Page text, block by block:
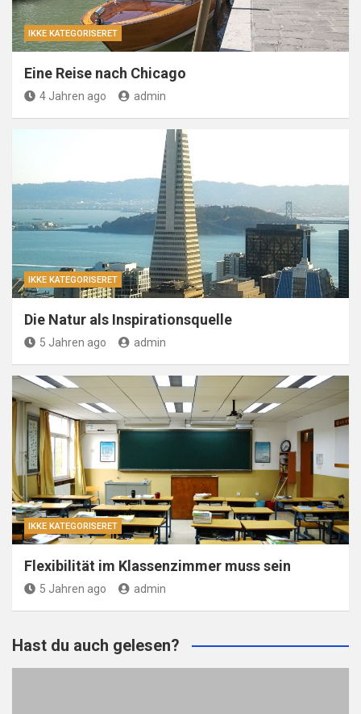
IKKE KATEGORISERET
Eine Reise nach Chicago
4 Jahren ago admin
IKKE KATEGORISERET
Die Natur als Inspirationsquelle
5 Jahren ago admin
IKKE KATEGORISERET
Flexibilität im Klassenzimmer muss sein
5 Jahren ago admin
Hast du auch gelesen?